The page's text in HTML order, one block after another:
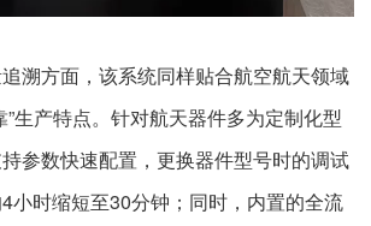
溯方面，该系统同样贴合航空航天领域
”生产特点。针对航天器件多为定制化型
参数快速配置，更换器件型号时的调试
小时缩短至30分钟；同时，内置的全流